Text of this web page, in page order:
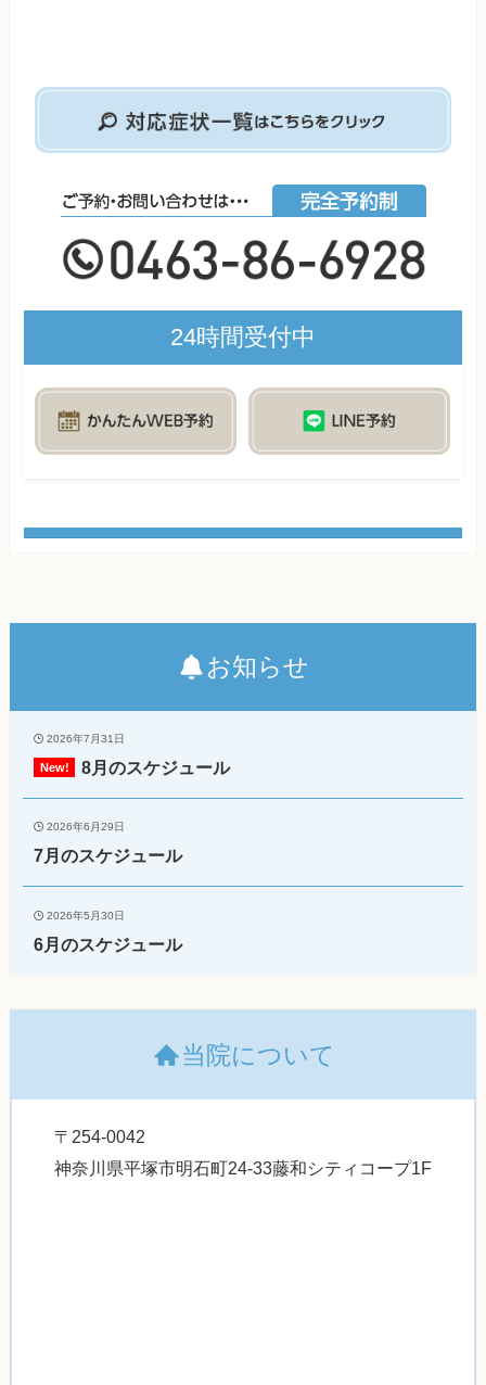
24時間受付中
お知らせ
2026年7月31日
8月のスケジュール
2026年6月29日
7月のスケジュール
2026年5月30日
6月のスケジュール
当院について
〒254-0042
神奈川県平塚市明石町24-33藤和シティコープ1F